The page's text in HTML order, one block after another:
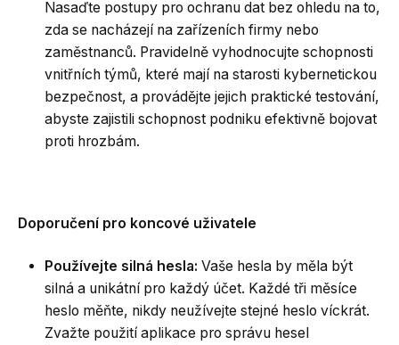
Nasaďte postupy pro ochranu dat bez ohledu na to,
zda se nacházejí na zařízeních firmy nebo
zaměstnanců. Pravidelně vyhodnocujte schopnosti
vnitřních týmů, které mají na starosti kybernetickou
bezpečnost, a provádějte jejich praktické testování,
abyste zajistili schopnost podniku efektivně bojovat
proti hrozbám.
Doporučení pro koncové uživatele
Používejte silná hesla: Vaše hesla by měla být
silná a unikátní pro každý účet. Každé tři měsíce
heslo měňte, nikdy neužívejte stejné heslo víckrát.
Zvažte použití aplikace pro správu hesel